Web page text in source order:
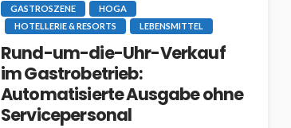
GASTROSZENE
HOGA
HOTELLERIE & RESORTS
LEBENSMITTEL
Rund-um-die-Uhr-Verkauf
im Gastrobetrieb:
Automatisierte Ausgabe ohne
Servicepersonal